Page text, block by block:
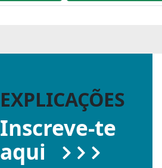
EXPLICAÇÕES
Inscreve-te
aqui